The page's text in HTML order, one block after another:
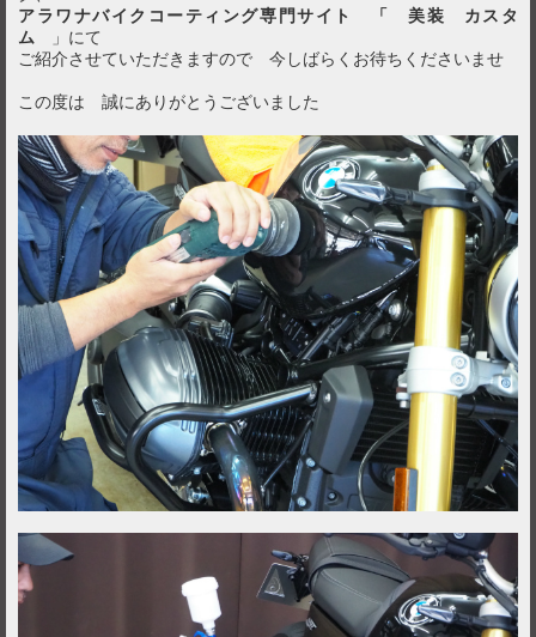
アラワナバイクコーティング専門サイト 「 美装 カスタ
ム 」にて
ご紹介させていただきますので 今しばらくお待ちくださいませ
この度は 誠にありがとうございました